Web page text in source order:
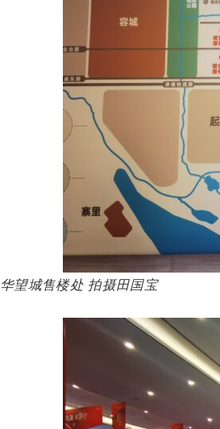
华望城售楼处 拍摄田国宝